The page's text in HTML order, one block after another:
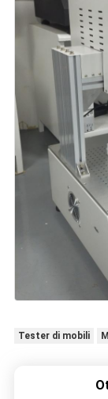
Tester di mobili